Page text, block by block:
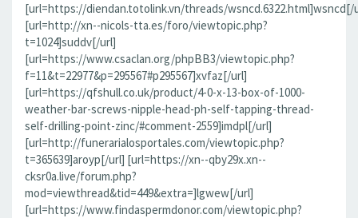
[url=https://diendan.totolink.vn/threads/wsncd.6322.html]wsncd[/
[url=http://xn--nicols-tta.es/foro/viewtopic.php?
t=1024]suddv[/url]
[url=https://www.csaclan.org/phpBB3/viewtopic.php?
f=11&t=22977&p=295567#p295567]xvfaz[/url]
[url=https://qfshull.co.uk/product/4-0-x-13-box-of-1000-
weather-bar-screws-nipple-head-ph-self-tapping-thread-
self-drilling-point-zinc/#comment-2559]imdpl[/url]
[url=http://funerarialosportales.com/viewtopic.php?
t=365639]aroyp[/url] [url=https://xn--qby29x.xn--
cksr0a.live/forum.php?
mod=viewthread&tid=449&extra=]lgwew[/url]
[url=https://www.findaspermdonor.com/viewtopic.php?